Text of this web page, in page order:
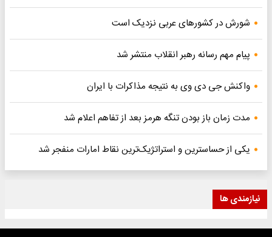
شورش در کشورهای عربی نزدیک است
پیام مهم رسانه رهبر انقلاب منتشر شد
واکنش جی دی وی به نتیجه مذاکرات با ایران
مدت زمان باز بودن تنگه هرمز بعد از تفاهم اعلام شد
یکی از حساسترین و استراتژیک‌ترین نقاط امارات منفجر شد
نیازمندی ها